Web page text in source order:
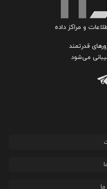
و مراکز داده
قدرتمند
می‌شود
ما